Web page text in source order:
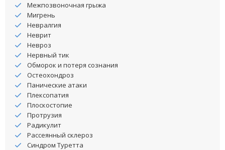
Межпозвоночная грыжа
Мигрень
Невралгия
Неврит
Невроз
Нервный тик
Обморок и потеря сознания
Остеохондроз
Панические атаки
Плексопатия
Плоскостопие
Протрузия
Радикулит
Рассеянный склероз
Синдром Туретта